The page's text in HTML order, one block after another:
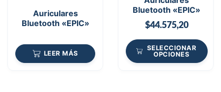
Auriculares
Bluetooth «EPIC»
LEER MÁS
Bluetooth «EPIC»
$44.575,20
SELECCIONAR
OPCIONES